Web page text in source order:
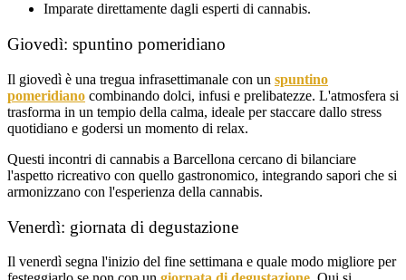
Imparate direttamente dagli esperti di cannabis.
Giovedì: spuntino pomeridiano
Il giovedì è una tregua infrasettimanale con un spuntino
pomeridiano combinando dolci, infusi e prelibatezze. L'atmosfera si
trasforma in un tempio della calma, ideale per staccare dallo stress
quotidiano e godersi un momento di relax.
Questi incontri di cannabis a Barcellona cercano di bilanciare
l'aspetto ricreativo con quello gastronomico, integrando sapori che si
armonizzano con l'esperienza della cannabis.
Venerdì: giornata di degustazione
Il venerdì segna l'inizio del fine settimana e quale modo migliore per